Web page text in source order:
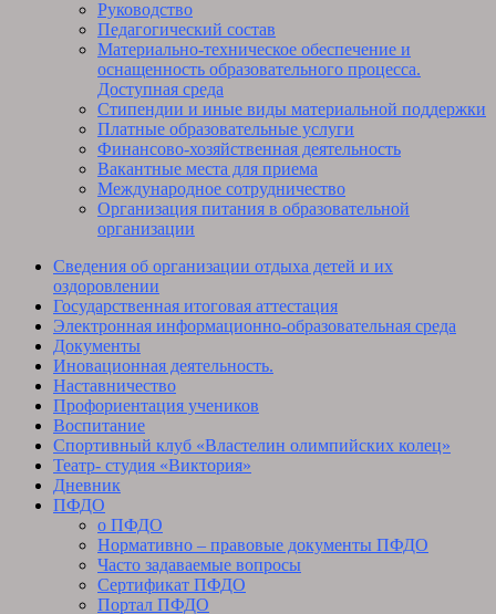
Руководство
Педагогический состав
Материально-техническое обеспечение и
оснащенность образовательного процесса.
Доступная среда
Стипендии и иные виды материальной поддержки
Платные образовательные услуги
Финансово-хозяйственная деятельность
Вакантные места для приема
Международное сотрудничество
Организация питания в образовательной
организации
Сведения об организации отдыха детей и их
оздоровлении
Государственная итоговая аттестация
Электронная информационно-образовательная среда
Документы
Иновационная деятельность.
Наставничество
Профориентация учеников
Воспитание
Спортивный клуб «Властелин олимпийских колец»
Театр- студия «Виктория»
Дневник
ПФДО
о ПФДО
Нормативно – правовые документы ПФДО
Часто задаваемые вопросы
Сертификат ПФДО
Портал ПФДО